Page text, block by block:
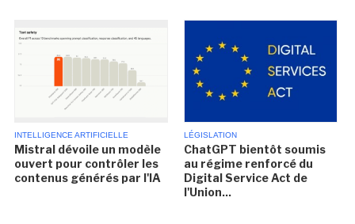
INTELLIGENCE ARTIFICIELLE
Mistral dévoile un modèle
ouvert pour contrôler les
contenus générés par l'IA
LÉGISLATION
ChatGPT bientôt soumis
au régime renforcé du
Digital Service Act de
l'Union...